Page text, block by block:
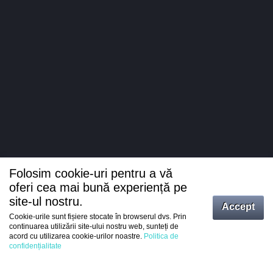
Intrați
Folosim cookie-uri pentru a vă
oferi cea mai bună experiență pe
site-ul nostru.
Cookie-urile sunt fișiere stocate în browserul dvs. Prin
continuarea utilizării site-ului nostru web, sunteți de
acord cu utilizarea cookie-urilor noastre. Politica de
confidențialitate
Accept